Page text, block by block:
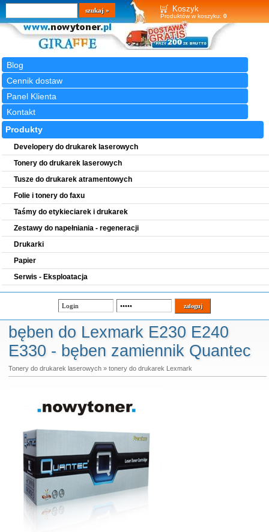
Koszyk
Produktów w koszyku: 0
Blog
Cennik dostaw
Panel Klienta
Kontakt
Wyszukiwarka
szukaj
Produkty
Developery do drukarek laserowych
Tonery do drukarek laserowych
Tusze do drukarek atramentowych
Folie i tonery do faxu
Taśmy do etykieciarek i drukarek
Zestawy do napełniania - regeneracji
Drukarki
Papier
Serwis - Eksploatacja
bęben do Lexmark E230 E240
E330 - bęben zamiennik Quantec
Tonery do drukarek laserowych» tonery do drukarek Lexmark